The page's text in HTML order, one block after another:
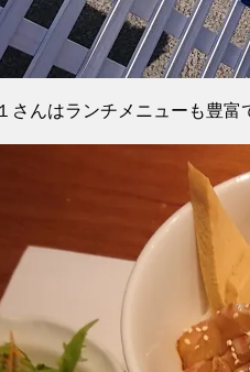
さんはランチメニューも豊富